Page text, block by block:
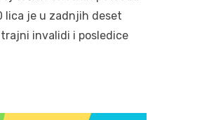
lica je u zadnjih deset
invalidi i posledice